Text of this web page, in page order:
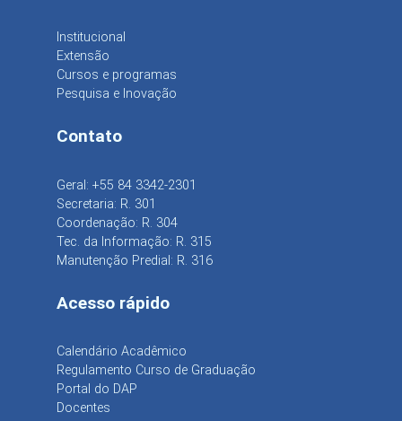
Institucional
Extensão
Cursos e programas
Pesquisa e Inovação
Contato
Geral: +55 84 3342-2301
Secretaria: R. 301
Coordenação: R. 304
Tec. da Informação: R. 315
Manutenção Predial: R. 316
Acesso rápido
Calendário Acadêmico
Regulamento Curso de Graduação
Portal do DAP
Docentes